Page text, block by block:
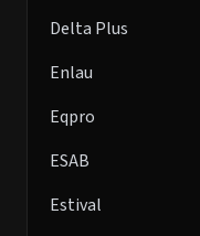
Delta Plus
Enlau
Eqpro
ESAB
Estival